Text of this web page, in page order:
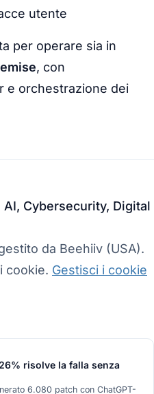
risolve la falla senza
6.080 patch con ChatGPT-
utente
per operare sia in
, con
e orchestrazione dei
Cybersecurity, Digital
da Beehiiv (USA).
cookie. Gestisci i cookie